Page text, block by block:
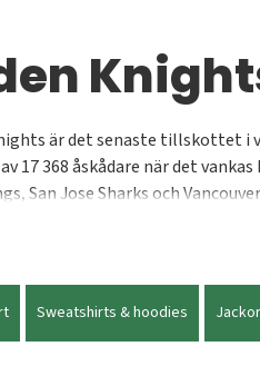
är det senaste tillskottet
17 368 åskådare när det
San Jose Sharks och
Sweatshirts & hoodies Jackor